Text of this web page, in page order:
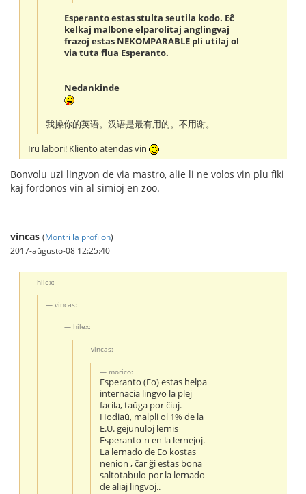
Esperanto estas stulta seutila kodo. Eĉ
kelkaj malbone elparolitaj anglingvaj
frazoj estas NEKOMPARABLE pli utilaj ol
via tuta flua Esperanto.
Nedankinde
我操你的英语。汉语是最有用的。不用谢。
Iru labori! Kliento atendas vin
Bonvolu uzi lingvon de via mastro, alie li ne volos vin plu fiki
kaj fordonos vin al simioj en zoo.
vincas (Montri la profilon)
2017-aŭgusto-08 12:25:40
hilex:
vincas:
hilex:
vincas:
morico:
Esperanto (Eo) estas helpa
internacia lingvo la plej
facila, taŭga por ĉiuj.
Hodiaŭ, malpli ol 1% de la
E.U. gejunuloj lernis
Esperanto-n en la lernejoj.
La lernado de Eo kostas
nenion , ĉar ĝi estas bona
saltotabulo por la lernado
de aliaj lingvoj..